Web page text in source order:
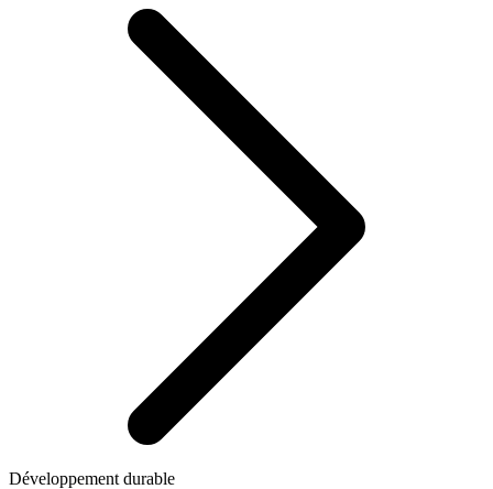
Développement durable